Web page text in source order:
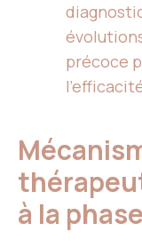
précoce
à la